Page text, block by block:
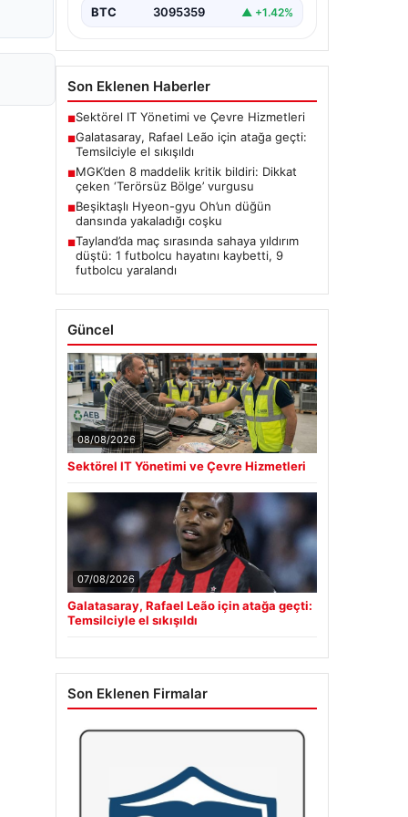
BTC 3095359 ▲ +1.42%
Son Eklenen Haberler
■Sektörel IT Yönetimi ve Çevre Hizmetleri
■Galatasaray, Rafael Leão için atağa geçti:
Temsilciyle el sıkışıldı
■MGK’den 8 maddelik kritik bildiri: Dikkat
çeken ‘Terörsüz Bölge’ vurgusu
■Beşiktaşlı Hyeon-gyu Oh’un düğün
dansında yakaladığı coşku
■Tayland’da maç sırasında sahaya yıldırım
düştü: 1 futbolcu hayatını kaybetti, 9
futbolcu yaralandı
Güncel
08/08/2026
Sektörel IT Yönetimi ve Çevre Hizmetleri
07/08/2026
Galatasaray, Rafael Leão için atağa geçti:
Temsilciyle el sıkışıldı
Son Eklenen Firmalar